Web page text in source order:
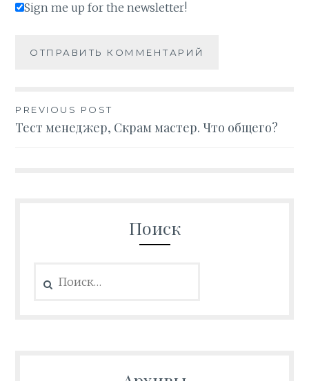
Sign me up for the newsletter!
Навигация
PREVIOUS POST
Тест менеджер, Скрам мастер. Что общего?
Поиск